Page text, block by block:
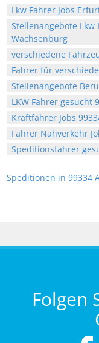
Lkw Fahrer Jobs
Stellenangebote
Wachsenburg
verschiedene
Fahrer für
Stellenangebote
LKW Fahrer gesucht
Kraftfahrer Jobs
Fahrer Nahverkehr
Speditionsfahrer
Speditionen in 99334
Folgen